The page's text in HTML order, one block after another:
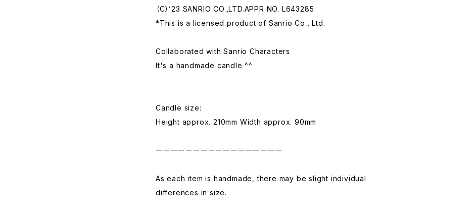
（C）’23 SANRIO CO.,LTD.APPR NO. L643285
*This is a licensed product of Sanrio Co., Ltd.
Collaborated with Sanrio Characters
It's a handmade candle ^^
Candle size:
Height approx. 210mm Width approx. 90mm
ーーーーーーーーーーーーーーーーー
As each item is handmade, there may be slight individual
differences in size.